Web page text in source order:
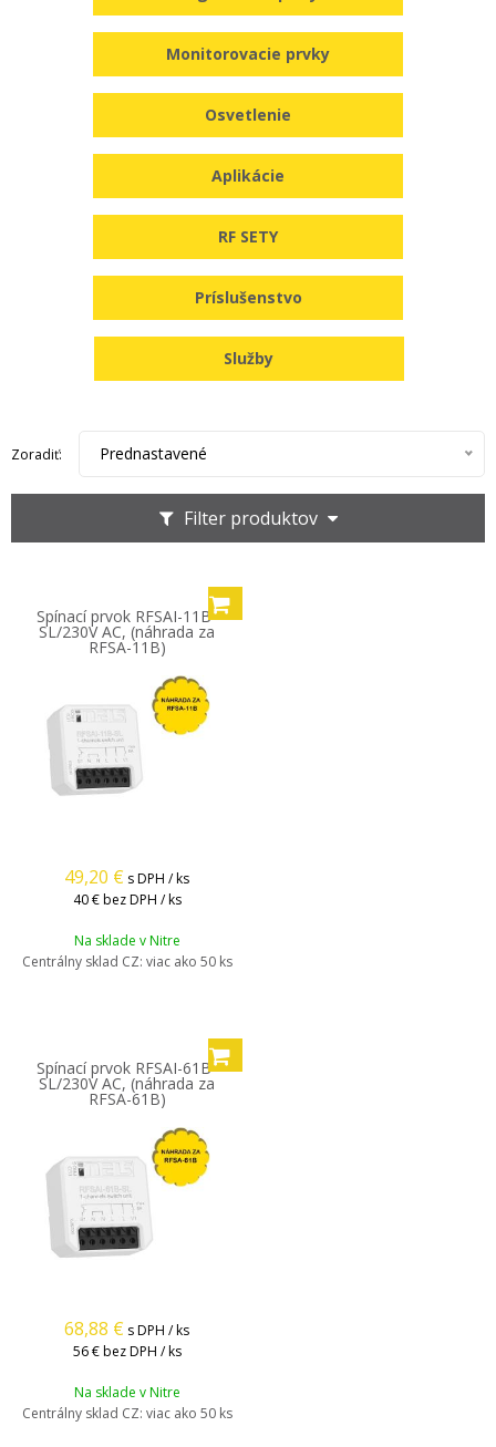
Monitorovacie prvky
Osvetlenie
Aplikácie
RF SETY
Príslušenstvo
Služby
Filter produktov
Zoradiť: Prednastavené
Spínací prvok RFSAI-11B-
SL/230V AC, (náhrada za
RFSA-11B)
49,20 € s DPH / ks
40 € bez DPH / ks
Na sklade v Nitre
Centrálny sklad CZ: viac ako 50 ks
Spínací prvok RFSAI-61B-
SL/230V AC, (náhrada za
RFSA-61B)
68,88 € s DPH / ks
56 € bez DPH / ks
Na sklade v Nitre
Centrálny sklad CZ: viac ako 50 ks